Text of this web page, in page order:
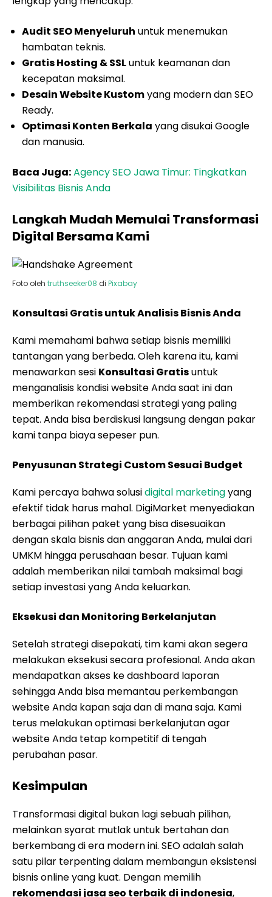
Visibilitas Bisnis Anda
Langkah Mudah Memulai Transformasi
Digital Bersama Kami
Foto oleh
Kami memahami bahwa setiap bisnis memiliki
menawarkan sesiKonsultasi Gratisuntuk
menganalisis kondisi website Anda saat ini dan
memberikan rekomendasi strategi yang paling
tepat. Anda bisa berdiskusi langsung dengan pakar
kami tanpa biaya sepeser pun.
Penyusunan Strategi Custom Sesuai Budget
Kami percaya bahwa solusidigital marketingyang
efektif tidak harus mahal. DigiMarket menyediakan
berbagai pilihan paket yang bisa disesuaikan
dengan skala bisnis dan anggaran Anda, mulai dari
UMKM hingga perusahaan besar. Tujuan kami
adalah memberikan nilai tambah maksimal bagi
setiap investasi yang Anda keluarkan.
Eksekusi dan Monitoring Berkelanjutan
Setelah strategi disepakati, tim kami akan segera
melakukan eksekusi secara profesional. Anda akan
mendapatkan akses ke dashboard laporan
sehingga Anda bisa memantau perkembangan
website Anda kapan saja dan di mana saja. Kami
terus melakukan optimasi berkelanjutan agar
website Anda tetap kompetitif di tengah
Kesimpulan
Transformasi digital bukan lagi sebuah pilihan,
melainkan syarat mutlak untuk bertahan dan
berkembang di era modern ini. SEO adalah salah
satu pilar terpenting dalam membangun eksistensi
bisnis online yang kuat. Dengan memilih
rekomendasi jasa seo terbaik di indonesia
Anda sedang meletakkan fondasi yang kokoh untuk
ditemukan oleh jutaan calon pelanggan potensial.
Jangan biarkan kompetitor terus mengambil jatah
pasar Anda. Saatnya ambil langkah nyata untuk
mendominasi halaman pertama Google. Dengan
pendekatan berbasis data dan pengalaman
bertahun-tahun, DigiMarket.co.id siap membantu